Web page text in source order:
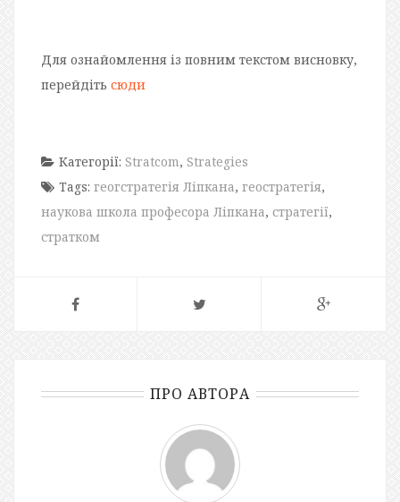
Для ознайомлення із повним текстом висновку,
перейдіть сюди
Категорії: Stratcom, Strategies
Tags: геогстратегія Ліпкана, геостратегія,
наукова школа професора Ліпкана, стратегії,
стратком
ПРО АВТОРА